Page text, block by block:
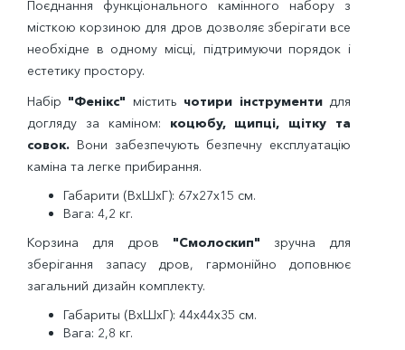
Поєднання функціонального камінного набору з
місткою корзиною для дров дозволяє зберігати все
необхідне в одному місці, підтримуючи порядок і
естетику простору.
Набір "Фенікс" містить чотири інструментидля
догляду за каміном: коцюбу, щипці, щітку та
совок. Вони забезпечують безпечну експлуатацію
каміна та легке прибирання.
Габарити (ВхШхГ): 67х27х15 см.
Вага: 4,2 кг.
Корзина для дров
"Смолоскип" зручна для
зберігання запасу дров, гармонійно доповнює
загальний дизайн комплекту.
Габариты (ВхШхГ): 44х44х35 см.
Вага: 2,8 кг.